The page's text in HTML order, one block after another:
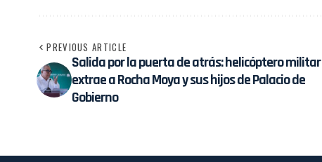
PREVIOUS ARTICLE
Salida por la puerta de atrás: helicóptero militar
extrae a Rocha Moya y sus hijos de Palacio de
Gobierno